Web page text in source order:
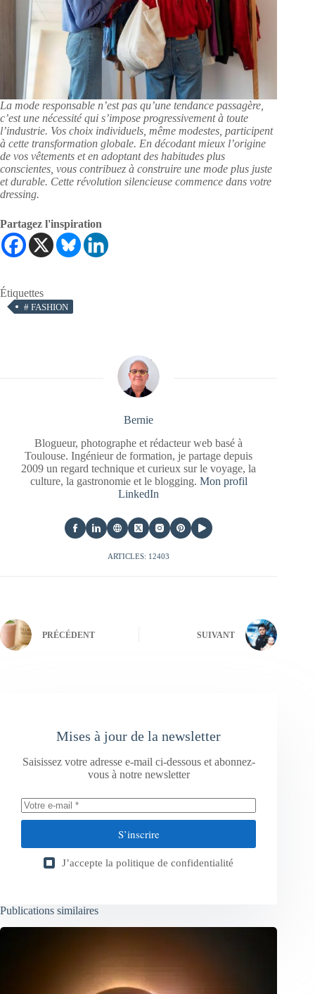
La mode responsable n’est pas qu’une tendance passagère,
c’est une nécessité qui s’impose progressivement à toute
l’industrie. Vos choix individuels, même modestes, participent
à cette transformation globale. En décodant mieux l’origine
de vos vêtements et en adoptant des habitudes plus
conscientes, vous contribuez à construire une mode plus juste
et durable. Cette révolution silencieuse commence dans votre
dressing.
Partagez l'inspiration
Étiquettes
# FASHION
Bernie
Blogueur, photographe et rédacteur web basé à
Toulouse. Ingénieur de formation, je partage depuis
2009 un regard technique et curieux sur le voyage, la
culture, la gastronomie et le blogging. Mon profil
LinkedIn
ARTICLES: 12403
PRÉCÉDENT SUIVANT
Mises à jour de la newsletter
Saisissez votre adresse e-mail ci-dessous et abonnez-
vous à notre newsletter
S’inscrire
J’accepte la politique de confidentialité
Publications similaires